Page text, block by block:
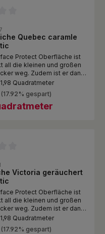
Quebec caramle
Protect Oberfläche ist
all die kleinen und großen
weg. Zudem ist er dank
Spritzer und Pfützen. Das
attraktiven Preis!
(17.92% gespart)
Quadratmeter
Victoria geräuchert
Protect Oberfläche ist
all die kleinen und großen
weg. Zudem ist er dank
Spritzer und Pfützen. Das
attraktiven Preis!
(17.92% gespart)
Quadratmeter